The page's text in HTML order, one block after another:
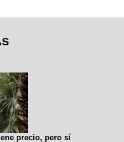
precio, pero sí